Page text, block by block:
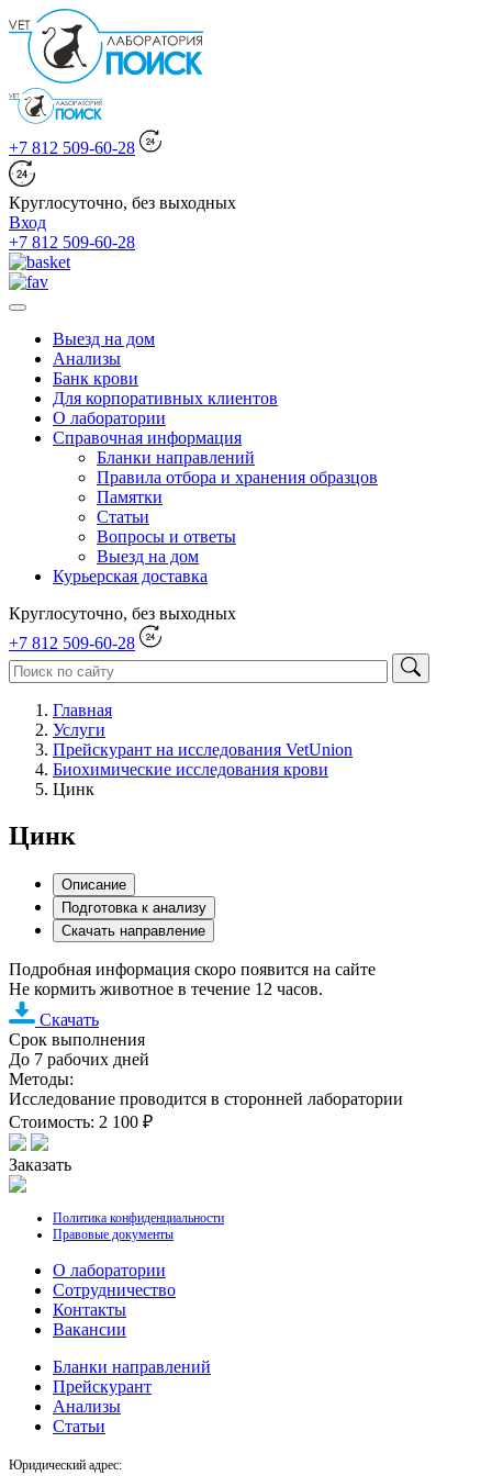
+7 812 509-60-28
Круглосуточно, без выходных
Вход
+7 812 509-60-28
Выезд на дом
Анализы
Банк крови
Для корпоративных клиентов
О лаборатории
Справочная информация
Бланки направлений
Правила отбора и хранения образцов
Памятки
Статьи
Вопросы и ответы
Выезд на дом
Курьерская доставка
Круглосуточно, без выходных
+7 812 509-60-28
Главная
Услуги
Прейскурант на исследования VetUnion
Биохимические исследования крови
Цинк
Цинк
Описание
Подготовка к анализу
Скачать направление
Подробная информация скоро появится на сайте
Не кормить животное в течение 12 часов.
Скачать
Срок выполнения
До 7 рабочих дней
Методы:
Исследование проводится в сторонней лаборатории
Стоимость: 2 100 ₽
Заказать
Политика конфиденциальности
Правовые документы
О лаборатории
Cотрудничество
Контакты
Вакансии
Бланки направлений
Прейскурант
Анализы
Статьи
Юридический адрес: